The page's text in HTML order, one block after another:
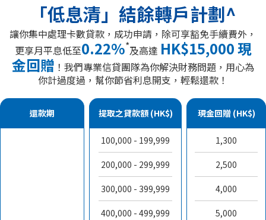
「低息清」結餘轉戶計劃^
讓你集中處理卡數貸款，成功申請，除可享豁免手續費外，
更享月平息低至0.22%*及高達 HK$15,000 現
金回贈 ！我們專業信貸團隊為你解決財務問題，用心為
你計過度過，幫你節省利息開支，輕鬆還款！
還款期 提取之貸款額 (HK$) 現金回贈 (HK$)
100,000 - 199,999 1,300
200,000 - 299,999 2,500
300,000 - 399,999 4,000
400,000 - 499,999 5,000